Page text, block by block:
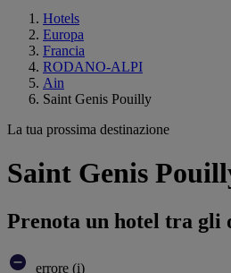
Hotels
Europa
Francia
RODANO-ALPI
Ain
Saint Genis Pouilly
La tua prossima destinazione
Saint Genis
Prenota un hotel tra gli
errore (i)